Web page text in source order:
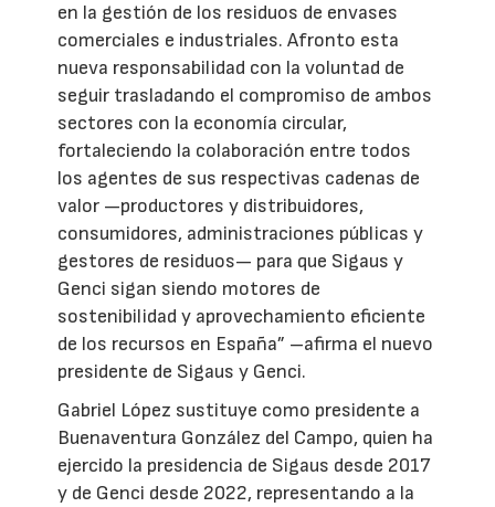
en la gestión de los residuos de envases
comerciales e industriales. Afronto esta
nueva responsabilidad con la voluntad de
seguir trasladando el compromiso de ambos
sectores con la economía circular,
fortaleciendo la colaboración entre todos
los agentes de sus respectivas cadenas de
valor —productores y distribuidores,
consumidores, administraciones públicas y
gestores de residuos— para que Sigaus y
Genci sigan siendo motores de
sostenibilidad y aprovechamiento eficiente
de los recursos en España” –afirma el nuevo
presidente de Sigaus y Genci.
Gabriel López sustituye como presidente a
Buenaventura González del Campo, quien ha
ejercido la presidencia de Sigaus desde 2017
y de Genci desde 2022, representando a la